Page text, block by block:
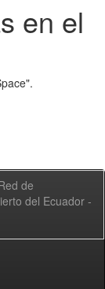
en el
de
del Ecuador -